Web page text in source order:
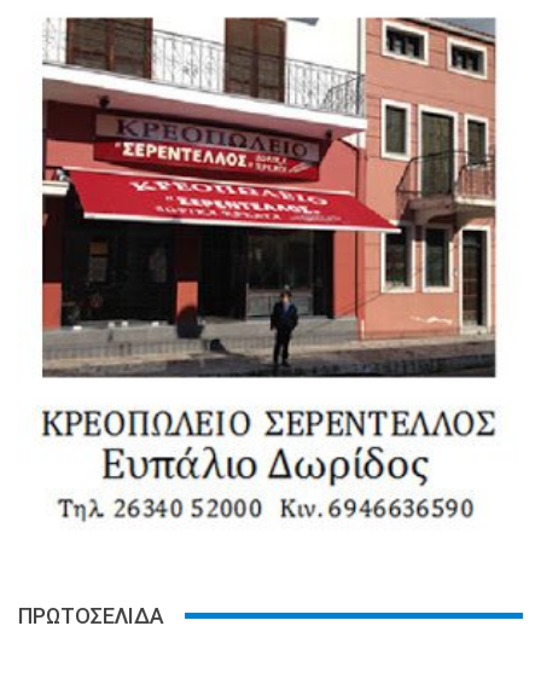
ΠΡΩΤΟΣΕΛΙΔΑ